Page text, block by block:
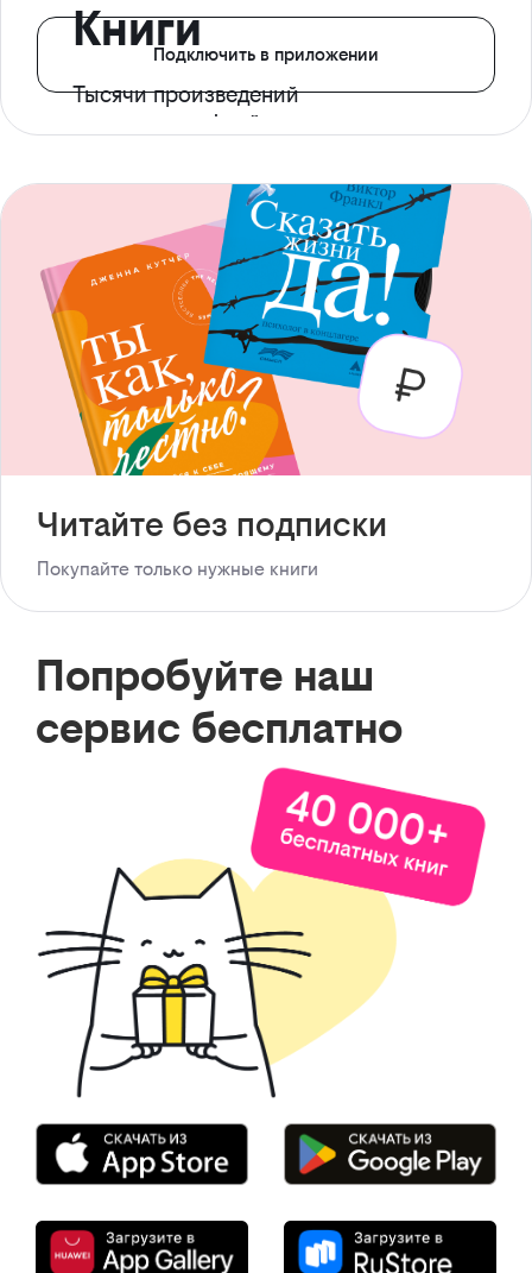
Книги
Тысячи произведений
с доступом офлайн
Подключить в приложении
Читайте без подписки
Покупайте только нужные книги
Попробуйте наш
сервис бесплатно